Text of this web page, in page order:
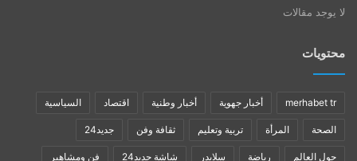
لا يوجد مقالات
محتويات
merhabet tr أخبار جهوية أخبار وطنية اقتصاد السياسية
الصحة المرأة تربية وتعليم ثقافة وفن جديد24
حول العالم رياضة سلايدر شاشة جديد24 فن ومشاهير